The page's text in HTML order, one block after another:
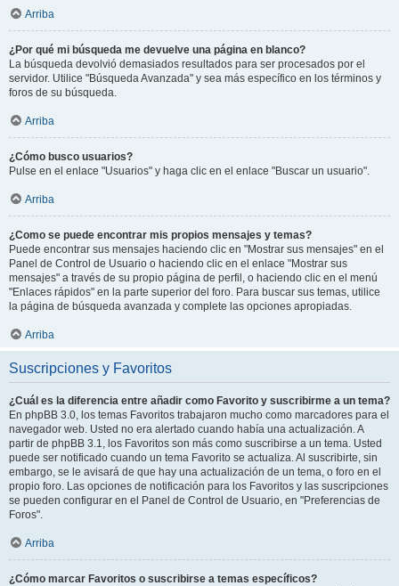
Arriba
¿Por qué mi búsqueda me devuelve una página en blanco?
La búsqueda devolvió demasiados resultados para ser procesados por el
servidor. Utilice "Búsqueda Avanzada" y sea más específico en los términos y
foros de su búsqueda.
Arriba
¿Cómo busco usuarios?
Pulse en el enlace "Usuarios" y haga clic en el enlace "Buscar un usuario".
Arriba
¿Como se puede encontrar mis propios mensajes y temas?
Puede encontrar sus mensajes haciendo clic en "Mostrar sus mensajes" en el
Panel de Control de Usuario o haciendo clic en el enlace "Mostrar sus
mensajes" a través de su propio página de perfil, o haciendo clic en el menú
"Enlaces rápidos" en la parte superior del foro. Para buscar sus temas, utilice
la página de búsqueda avanzada y complete las opciones apropiadas.
Arriba
Suscripciones y Favoritos
¿Cuál es la diferencia entre añadir como Favorito y suscribirme a un tema?
En phpBB 3.0, los temas Favoritos trabajaron mucho como marcadores para el
navegador web. Usted no era alertado cuando había una actualización. A
partir de phpBB 3.1, los Favoritos son más como suscribirse a un tema. Usted
puede ser notificado cuando un tema Favorito se actualiza. Al suscribirte, sin
embargo, se le avisará de que hay una actualización de un tema, o foro en el
propio foro. Las opciones de notificación para los Favoritos y las suscripciones
se pueden configurar en el Panel de Control de Usuario, en "Preferencias de
Foros".
Arriba
¿Cómo marcar Favoritos o suscribirse a temas específicos?